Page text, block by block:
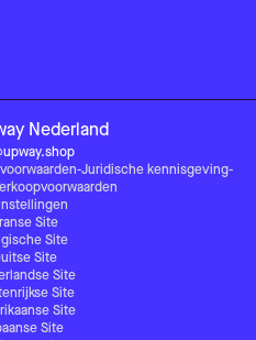
Nederland
-Juridische kennisgeving-
Site
Site
Site
Site
Site
Site
Site